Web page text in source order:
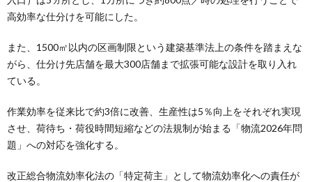
高効率な仕分けを可能にした。
また、1500㎡以内の区画制限という建築基準法上の条件を踏まえな
がら、仕分け先店舗を最大300店舗まで拡張可能な設計を取り入れ
ている。
作業効率を従来比で約3倍に改善、生産性は5％向上をそれぞれ実現
させ、荷待ち・荷役時間短縮などの法規制が始まる「物流2026年問
題」への対応を強化する。
改正総合物流効率化法の「特定荷主」として物流効率化への責任が